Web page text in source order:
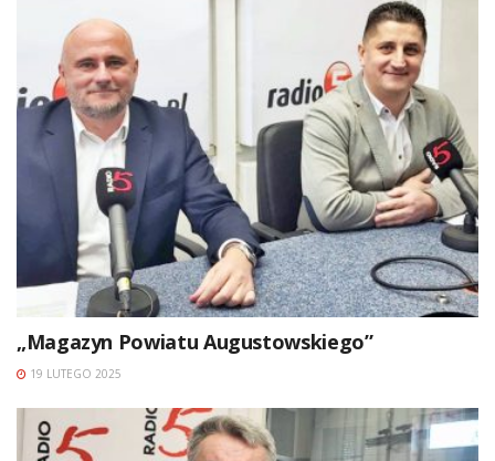
„Magazyn Powiatu Augustowskiego”
19 LUTEGO 2025